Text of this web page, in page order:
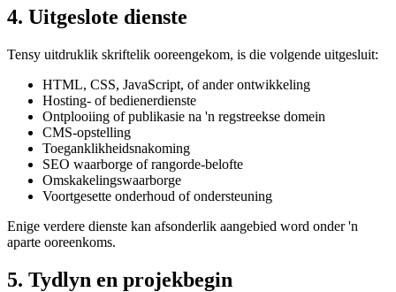
4. Uitgeslote dienste
Tensy uitdruklik skriftelik ooreengekom, is die volgende uitgesluit:
HTML, CSS, JavaScript, of ander ontwikkeling
Hosting- of bedienerdienste
Ontplooiing of publikasie na 'n regstreekse domein
CMS-opstelling
Toeganklikheidsnakoming
SEO waarborge of rangorde-belofte
Omskakelingswaarborge
Voortgesette onderhoud of ondersteuning
Enige verdere dienste kan afsonderlik aangebied word onder 'n
aparte ooreenkoms.
5. Tydlyn en projekbegin